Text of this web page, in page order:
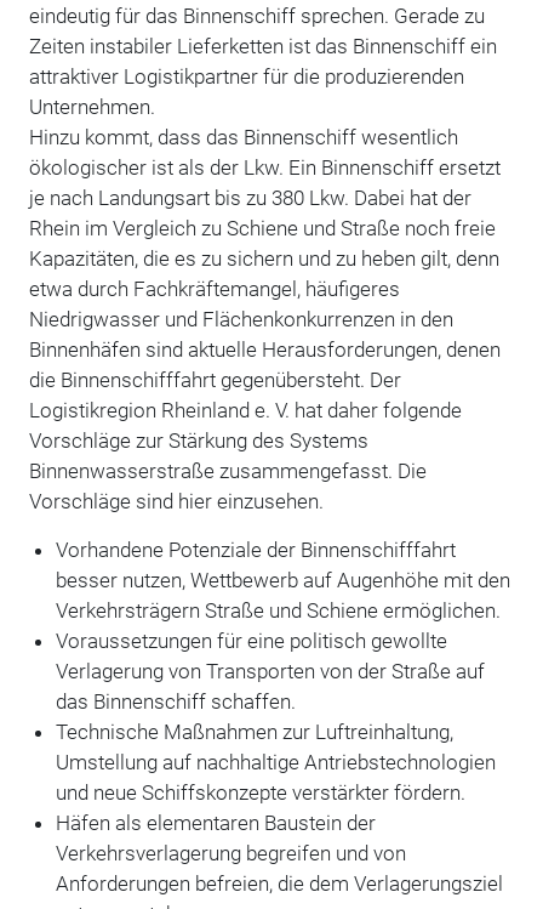
eindeutig für das Binnenschiff sprechen. Gerade zu
Zeiten instabiler Lieferketten ist das Binnenschiff ein
attraktiver Logistikpartner für die produzierenden
Unternehmen.
Hinzu kommt, dass das Binnenschiff wesentlich
ökologischer ist als der Lkw. Ein Binnenschiff ersetzt
je nach Landungsart bis zu 380 Lkw. Dabei hat der
Rhein im Vergleich zu Schiene und Straße noch freie
Kapazitäten, die es zu sichern und zu heben gilt, denn
etwa durch Fachkräftemangel, häufigeres
Niedrigwasser und Flächenkonkurrenzen in den
Binnenhäfen sind aktuelle Herausforderungen, denen
die Binnenschifffahrt gegenübersteht. Der
Logistikregion Rheinland e. V. hat daher folgende
Vorschläge zur Stärkung des Systems
Binnenwasserstraße zusammengefasst. Die
Vorschläge sind hier einzusehen.
Vorhandene Potenziale der Binnenschifffahrt
besser nutzen, Wettbewerb auf Augenhöhe mit den
Verkehrsträgern Straße und Schiene ermöglichen.
Voraussetzungen für eine politisch gewollte
Verlagerung von Transporten von der Straße auf
das Binnenschiff schaffen.
Technische Maßnahmen zur Luftreinhaltung,
Umstellung auf nachhaltige Antriebstechnologien
und neue Schiffskonzepte verstärkter fördern.
Häfen als elementaren Baustein der
Verkehrsverlagerung begreifen und von
Anforderungen befreien, die dem Verlagerungsziel